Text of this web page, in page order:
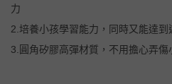
力
2.培養小孩學習能力，同時又能達到
3.圓角矽膠高彈材質，不用擔心弄傷